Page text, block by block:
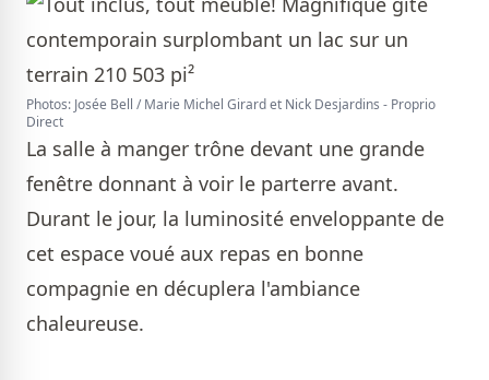
Photos: Josée Bell / Marie Michel Girard et Nick Desjardins - Proprio
Direct
La salle à manger trône devant une grande
fenêtre donnant à voir le parterre avant.
Durant le jour, la luminosité enveloppante de
cet espace voué aux repas en bonne
compagnie en décuplera l'ambiance
chaleureuse.